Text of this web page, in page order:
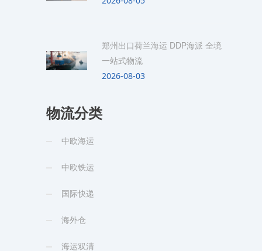
郑州出口荷兰海运 DDP海派 全境
一站式物流
2026-08-03
物流分类
中欧海运
中欧铁运
国际快递
海外仓
海运双清